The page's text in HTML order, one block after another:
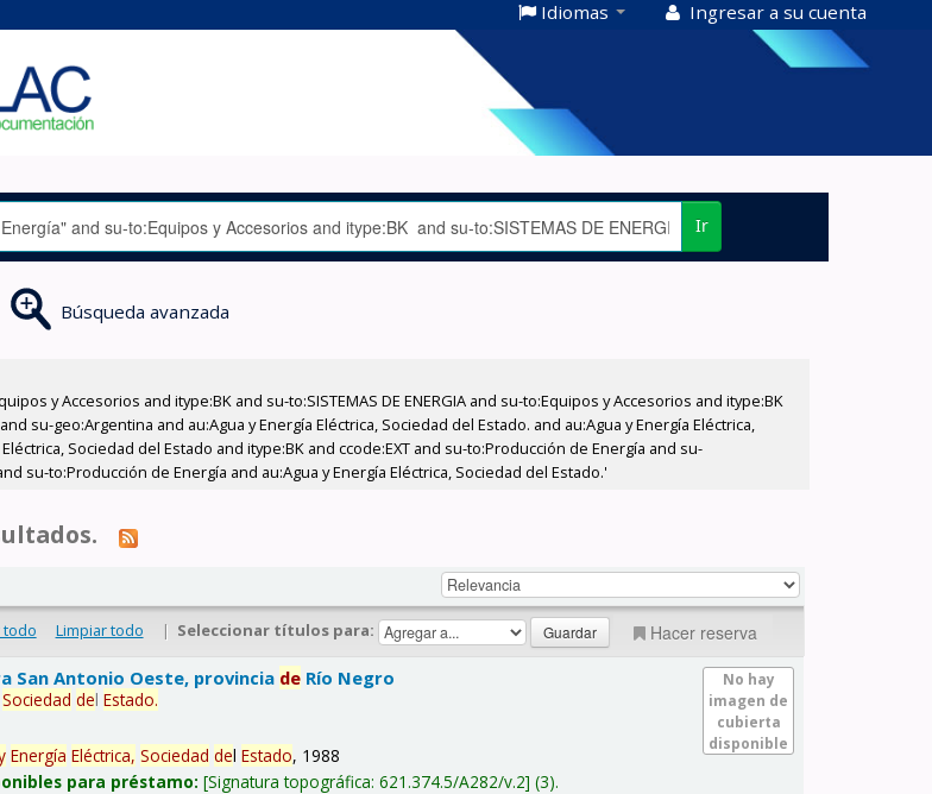
Idiomas Ingresar a su cuenta
Ir
Búsqueda avanzada
y Accesorios and itype:BK and su-to:SISTEMAS DE ENERGIA and su-to:Equipos y Accesorios and itype:BK
su-geo:Argentina and au:Agua y Energía Eléctrica, Sociedad del Estado. and au:Agua y Energía Eléctrica,
Sociedad del Estado and itype:BK and ccode:EXT and su-to:Producción de Energía and su-
su-to:Producción de Energía and au:Agua y Energía Eléctrica, Sociedad del Estado.'
todo Limpiar todo | Seleccionar títulos para: Hacer reserva
No hay
imagen de
cubierta
disponible
San Antonio Oeste, provincia de Río Negro
Sociedad delEstado.
Energía Eléctrica, Sociedad delEstado, 1988
para préstamo: Signatura topográfica:621.374.5/A282/v.2 (3).